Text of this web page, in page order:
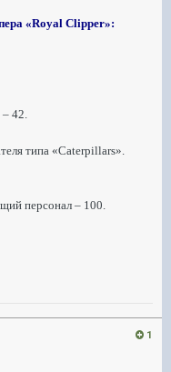
«Royal Clipper»:
– 42.
типа «Caterpillars».
персонал – 100.
1